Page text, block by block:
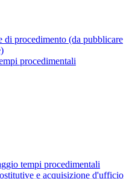
di procedimento (da pubblicare
procedimentali
tempi procedimentali
e acquisizione d'ufficio